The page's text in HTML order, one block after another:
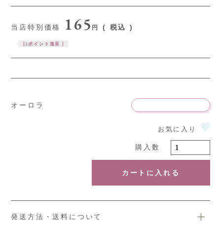
当店特別価格 165 税込
[2ポイント進呈 ]
オーロラ
カートに入れる
発送方法・送料について